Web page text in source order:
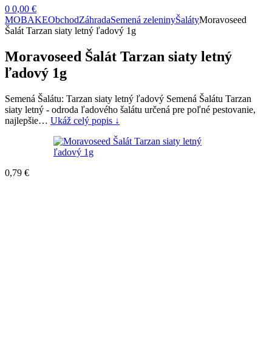
0 0,00 €
MOBAKEObchodZáhradaSemená zeleninyŠalátyMoravoseed
Šalát Tarzan siaty letný ľadový 1g
Moravoseed Šalát Tarzan siaty letný
ľadový 1g
Semená Šalátu: Tarzan siaty letný ľadový Semená Šalátu Tarzan
siaty letný - odroda ľadového šalátu určená pre poľné pestovanie,
najlepšie… Ukáž celý popis ↓
0,79 €